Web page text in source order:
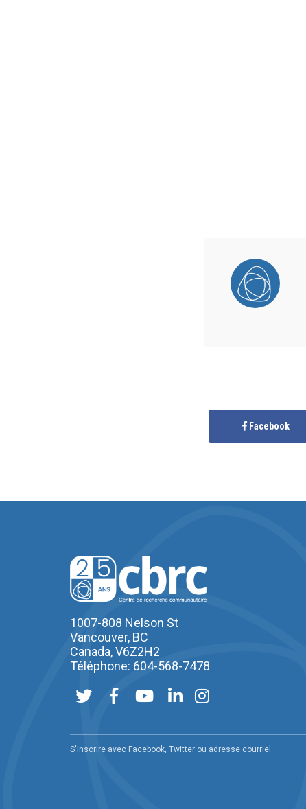
Facebook
1007-808 Nelson St
Vancouver, BC
Canada, V6Z2H2
Téléphone: 604-568-7478
S'inscrire avec Facebook, Twitter ou adresse courriel